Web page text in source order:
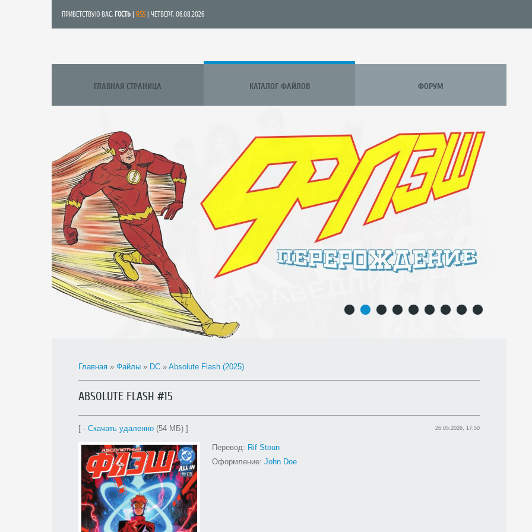
ПРИВЕТСТВУЮ ВАС, ГОСТЬ RSS | ЧЕТВЕРГ, 06.08.2026
ГЛАВНАЯ СТРАНИЦА КАТАЛОГ ФАЙЛОВ ФОРУМ
Главная » Файлы » DC » Absolute Flash (2025)
ABSOLUTE FLASH #15
[ · Скачать удаленно (54 МБ) ] 26.05.2026, 17:50
Перевод: Rif Stoun
Оформление: John Doe